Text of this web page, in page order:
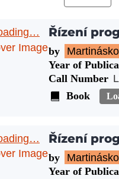
Řízení
by
Year of
Call Number
Book
Řízení
by
Year of